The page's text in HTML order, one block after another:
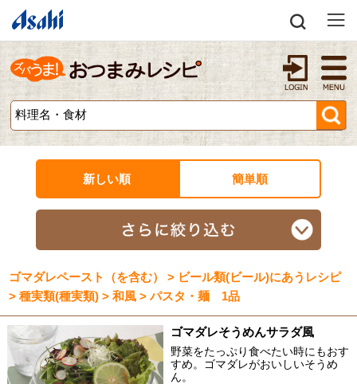
新しい順 簡単順
ゴマダレペースト（を含む） > ビール類(ビール)にあうレシピ
> 種実類(種実類) > 和風 > パスタ・麺 1品
ゴマダレそうめんサラダ風
野菜をたっぷり食べたい時にもおす
すめ。ゴマダレがおいしいそうめ
ん。